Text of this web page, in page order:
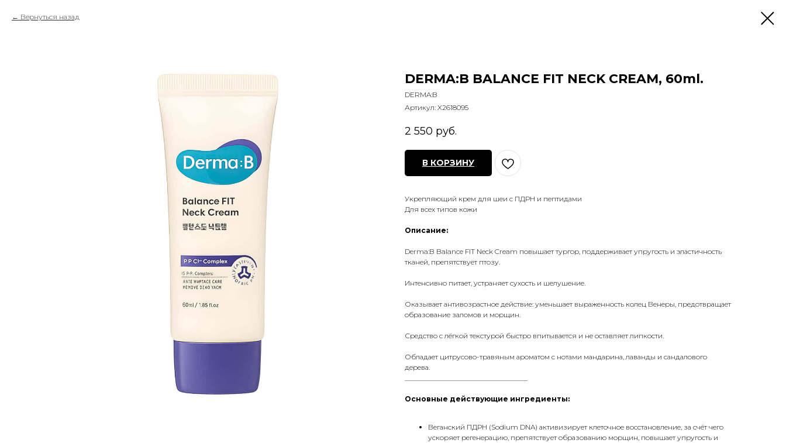
Вернуться назад
DERMA:B BALANCE FIT NECK CREAM, 60ml.
DERMA:B
Артикул: X2618095
2 550 руб.
В КОРЗИНУ
Укрепляющий крем для шеи с ПДРН и пептидами
Для всех типов кожи
Описание:
Derma:B Balance FIT Neck Cream повышает тургор, поддерживает упругость и эластичность
тканей, препятствует птозу.
Интенсивно питает, устраняет сухость и шелушение.
Оказывает антивозрастное действие: уменьшает выраженность колец Венеры, предотвращает
образование заломов и морщин.
Средство с лёгкой текстурой быстро впитывается и не оставляет липкости.
Обладает цитрусово-травяным ароматом с нотами мандарина, лаванды и сандалового
дерева.
Основные действующие ингредиенты:
Веганский ПДРН (Sodium DNA) активизирует клеточное восстановление, за счёт чего
ускоряет регенерацию, препятствует образованию морщин, повышает упругость и